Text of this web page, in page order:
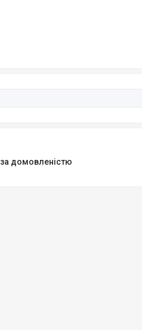
за домовленістю